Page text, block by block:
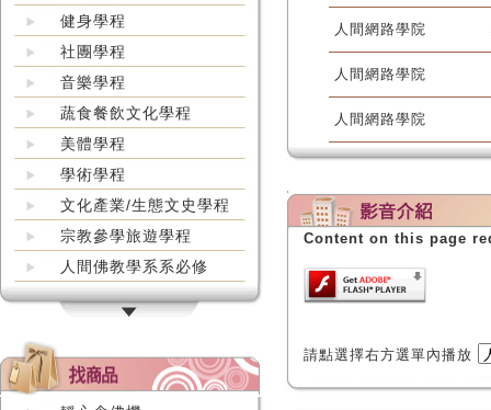
健身學程
社團學程
音樂學程
蔬食餐飲文化學程
美體學程
學術學程
文化產業/生態文史學程
宗教參學旅遊學程
人間佛教學系系必修
人間網路學院
人間網路學院
人間網路學院
Content on this page
請點選擇右方選單內播放